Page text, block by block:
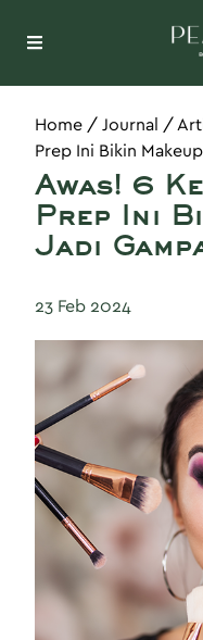
Home / Journal /
Prep Ini Bikin
Awas! 6
Prep Ini
Jadi
23 Feb 2024